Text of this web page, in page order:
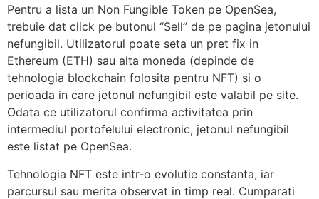
Pentru a lista un Non Fungible Token pe OpenSea,
trebuie dat click pe butonul “Sell” de pe pagina jetonului
nefungibil. Utilizatorul poate seta un pret fix in
Ethereum (ETH) sau alta moneda (depinde de
tehnologia blockchain folosita pentru NFT) si o
perioada in care jetonul nefungibil este valabil pe site.
Odata ce utilizatorul confirma activitatea prin
intermediul portofelului electronic, jetonul nefungibil
este listat pe OpenSea.
Tehnologia NFT este intr-o evolutie constanta, iar
parcursul sau merita observat in timp real. Cumparati